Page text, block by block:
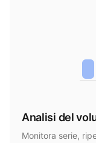
Analisi del
Monitora serie,